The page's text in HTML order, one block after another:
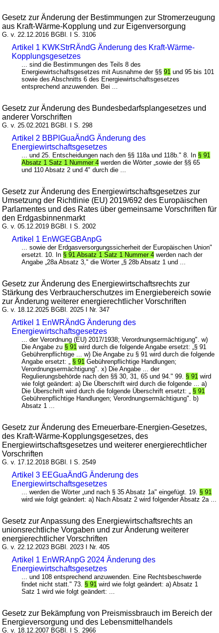
Gesetz zur Änderung der Bestimmungen zur Stromerzeugung
aus Kraft-Wärme-Kopplung und zur Eigenversorgung
G. v. 22.12.2016 BGBl. I S. 3106
Artikel 1 KWKStrRÄndG Änderung des Kraft-Wärme-
Kopplungsgesetzes
... sind die Bestimmungen des Teils 8 des
Energiewirtschaftsgesetzes mit Ausnahme der §§91 und 95 bis 101
sowie des Abschnitts 6 des Energiewirtschaftsgesetzes
entsprechend anzuwenden. Bei ...
Gesetz zur Änderung des Bundesbedarfsplangesetzes und
anderer Vorschriften
G. v. 25.02.2021 BGBl. I S. 298
Artikel 2 BBPlGuaÄndG Änderung des
Energiewirtschaftsgesetzes
... und 25. Entscheidungen nach den §§ 118a und 118b." 8. In § 91
Absatz 1 Satz 1 Nummer 4 werden die Wörter „sowie der §§ 65
und 110 Absatz 2 und 4" durch die ...
Gesetz zur Änderung des Energiewirtschaftsgesetzes zur
Umsetzung der Richtlinie (EU) 2019/692 des Europäischen
Parlamentes und des Rates über gemeinsame Vorschriften für
den Erdgasbinnenmarkt
G. v. 05.12.2019 BGBl. I S. 2002
Artikel 1 EnWGEGBAnpG
... sowie der Erdgasversorgungssicherheit der Europäischen Union"
ersetzt. 10. In § 91 Absatz 1 Satz 1 Nummer 4 werden nach der
Angabe „28a Absatz 3," die Wörter „§ 28b Absatz 1 und ...
Gesetz zur Änderung des Energiewirtschaftsrechts zur
Stärkung des Verbraucherschutzes im Energiebereich sowie
zur Änderung weiterer energierechtlicher Vorschriften
G. v. 18.12.2025 BGBl. 2025 I Nr. 347
Artikel 1 EnWRÄndG Änderung des
Energiewirtschaftsgesetzes
... der Verordnung (EU) 2017/1938; Verordnungsermächtigung". w)
Die Angabe zu § 91 wird durch die folgende Angabe ersetzt: „§ 91
Gebührenpflichtige ... w) Die Angabe zu § 91 wird durch die folgende
Angabe ersetzt: „ § 91 Gebührenpflichtige Handlungen;
Verordnungsermächtigung". x) Die Angabe ... der
Regulierungsbehörde nach den §§ 30, 31, 65 und 94." 99. § 91 wird
wie folgt geändert: a) Die Überschrift wird durch die folgende ... a)
Die Überschrift wird durch die folgende Überschrift ersetzt: „ § 91
Gebührenpflichtige Handlungen; Verordnungsermächtigung". b)
Absatz 1 ...
Gesetz zur Änderung des Erneuerbare-Energien-Gesetzes,
des Kraft-Wärme-Kopplungsgesetzes, des
Energiewirtschaftsgesetzes und weiterer energierechtlicher
Vorschriften
G. v. 17.12.2018 BGBl. I S. 2549
Artikel 3 EEGuaÄndG Änderung des
Energiewirtschaftsgesetzes
... werden die Wörter „und nach § 35 Absatz 1a" eingefügt. 19. § 91
wird wie folgt geändert: a) Nach Absatz 2 wird folgender Absatz 2a ...
Gesetz zur Anpassung des Energiewirtschaftsrechts an
unionsrechtliche Vorgaben und zur Änderung weiterer
energierechtlicher Vorschriften
G. v. 22.12.2023 BGBl. 2023 I Nr. 405
Artikel 1 EnWRAnpG 2024 Änderung des
Energiewirtschaftsgesetzes
... und 108 entsprechend anzuwenden. Eine Rechtsbeschwerde
findet nicht statt." 73. § 91 wird wie folgt geändert: a) Absatz 1
Satz 1 wird wie folgt geändert: ...
Gesetz zur Bekämpfung von Preismissbrauch im Bereich der
Energieversorgung und des Lebensmittelhandels
G. v. 18.12.2007 BGBl. I S. 2966